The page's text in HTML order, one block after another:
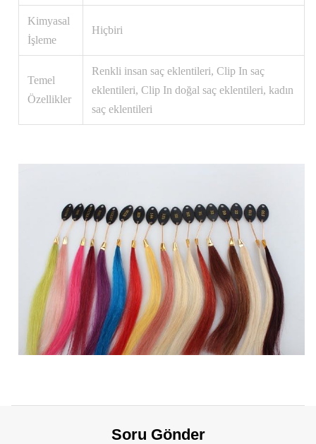
Kimyasal
İşleme
Hiçbiri
Temel
Özellikler
Renkli insan saç eklentileri, Clip In saç
eklentileri, Clip In doğal saç eklentileri, kadın
saç eklentileri
Soru Gönder